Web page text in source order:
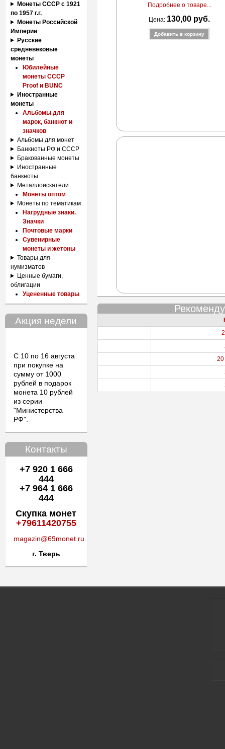
Монеты СССР с 1921
по 1957 г.г.
Монеты Российской
Империи
Русские
средневековые
монеты
Юбилейные
монеты СССР
Proof и BUNC
Иностранные
монеты
Альбомы для
марок, банкнот и
значков
Альбомы для монет
Банкноты РФ и СССР
Бракованные монеты
Иностранные
банкноты
Металлоискатели
Монеты оптом
Монеты по тематикам
Нагрудные знаки.
Значки
Почтовые марки
Сувенирные
монеты и жетоны
Товары для
нумизматов
Ценные бумаги,
облигации
Уцененные товары
Акция недели
С 10 по 16 августа
при покупке на
сумму от 1000
рублей в подарок
монета 10 рублей
из серии
"Министерства
РФ".
Контакты
+7 920 1 666
444
+7 964 1 666
444
Скупка монет
+79611420755
magazin@69monet.ru
г. Тверь
Подробнее о товаре...
Цена: 130,00 руб.
20